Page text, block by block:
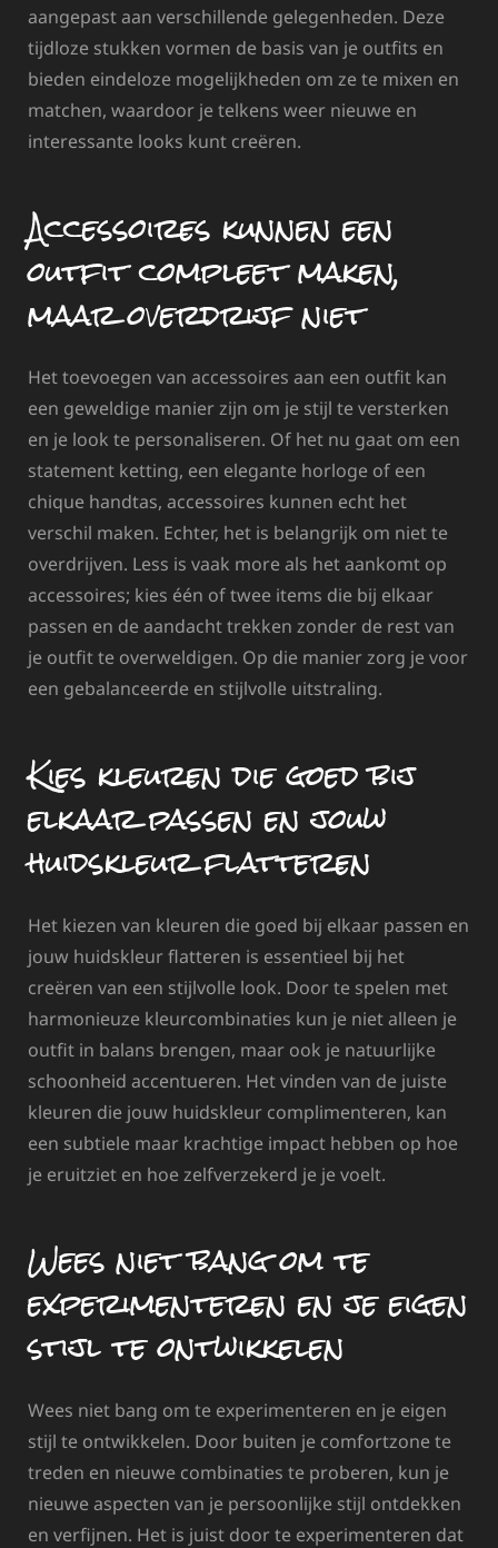
aangepast aan verschillende gelegenheden. Deze
tijdloze stukken vormen de basis van je outfits en
bieden eindeloze mogelijkheden om ze te mixen en
matchen, waardoor je telkens weer nieuwe en
interessante looks kunt creëren.
Accessoires kunnen een
outfit compleet maken,
maar overdrijf niet
Het toevoegen van accessoires aan een outfit kan
een geweldige manier zijn om je stijl te versterken
en je look te personaliseren. Of het nu gaat om een
statement ketting, een elegante horloge of een
chique handtas, accessoires kunnen echt het
verschil maken. Echter, het is belangrijk om niet te
overdrijven. Less is vaak more als het aankomt op
accessoires; kies één of twee items die bij elkaar
passen en de aandacht trekken zonder de rest van
je outfit te overweldigen. Op die manier zorg je voor
een gebalanceerde en stijlvolle uitstraling.
Kies kleuren die goed bij
elkaar passen en jouw
huidskleur flatteren
Het kiezen van kleuren die goed bij elkaar passen en
jouw huidskleur flatteren is essentieel bij het
creëren van een stijlvolle look. Door te spelen met
harmonieuze kleurcombinaties kun je niet alleen je
outfit in balans brengen, maar ook je natuurlijke
schoonheid accentueren. Het vinden van de juiste
kleuren die jouw huidskleur complimenteren, kan
een subtiele maar krachtige impact hebben op hoe
je eruitziet en hoe zelfverzekerd je je voelt.
Wees niet bang om te
experimenteren en je eigen
stijl te ontwikkelen
Wees niet bang om te experimenteren en je eigen
stijl te ontwikkelen. Door buiten je comfortzone te
treden en nieuwe combinaties te proberen, kun je
nieuwe aspecten van je persoonlijke stijl ontdekken
en verfijnen. Het is juist door te experimenteren dat